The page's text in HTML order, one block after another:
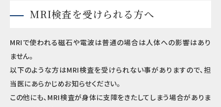
MRI検査を受けられる方へ
MRIで使われる磁石や電波は普通の場合は人体への影響はあり
ません。
以下のような方はMRI検査を受けられない事がありますので、担
当医にあらかじめお知らせください。
この他にも、MRI検査が身体に支障をきたしてしまう場合がありま